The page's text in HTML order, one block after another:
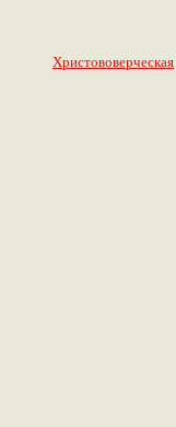
Христововерческая